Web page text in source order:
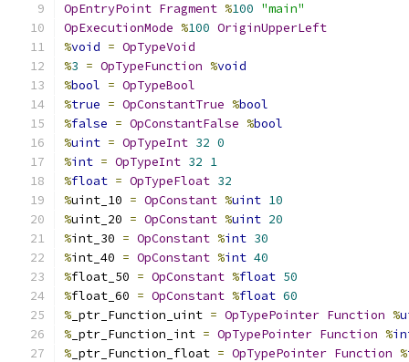
OpEntryPoint Fragment %100 "main"
OpExecutionMode %100 OriginUpperLeft
%void = OpTypeVoid
%3 = OpTypeFunction %void
%bool = OpTypeBool
%true = OpConstantTrue %bool
%false = OpConstantFalse %bool
%uint = OpTypeInt 32 0
%int = OpTypeInt 32 1
%float = OpTypeFloat 32
%uint_10 = OpConstant %uint 10
%uint_20 = OpConstant %uint 20
%int_30 = OpConstant %int 30
%int_40 = OpConstant %int 40
%float_50 = OpConstant %float 50
%float_60 = OpConstant %float 60
% _ptr_Function_uint = OpTypePointer Function %
% _ptr_Function_int = OpTypePointer Function %
% _ptr_Function_float = OpTypePointer Function %